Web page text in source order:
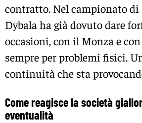
contratto. Nel campionato di
Dybala ha già dovuto dare
occasioni, con il Monza e
sempre per problemi fisici.
continuità che sta
Come reagisce la società
eventualità